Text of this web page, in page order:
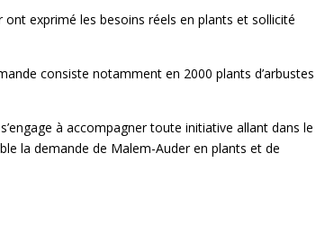
exprimé les besoins réels en plants et sollicité
consiste notamment en 2000 plants d’arbustes
à accompagner toute initiative allant dans le
la demande de Malem-Auder en plants et de